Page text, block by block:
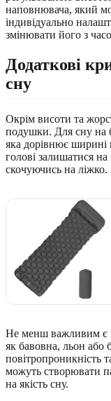
наповнювача, який
індивідуально
змінювати його з
Додаткові
сну
Окрім висоти та
подушки. Для сну на
яка дорівнює ширині
голові залишатися
скочуючись на ліжко.
Не менш важливим є
як бавовна, льон або
повітропроникність
можуть створювати
на якість сну.